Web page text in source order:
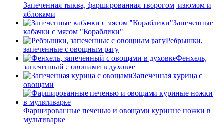
Запеченная тыква, фаршированная творогом, изюмом и
яблоками
Запеченные
кабачки с мясом "Кораблики"
Ребрышки,
запеченные с овощным рагу
Фенхель,
запеченный с овощами в духовке
Запеченная курица с
овощами
Фаршированные печенью и овощами куриные ножки в
мультиварке